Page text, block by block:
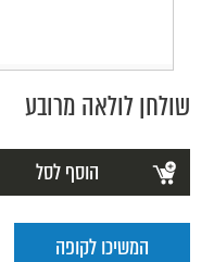
שולחן לולאה מרובע
הוסף לסל
המשיכו לקופה